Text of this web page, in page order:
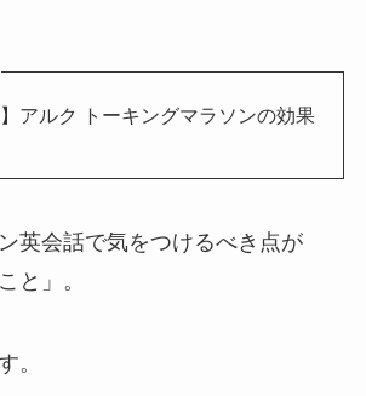
】アルク トーキングマラソンの効果
英会話で気をつけるべき点が
と」。
。